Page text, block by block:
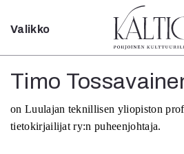
Sulje
Teatteri
Tanssi
Valikko
Timo
on Luulajan teknillisen yliopiston
tietokirjailijat ry:n puheenjohtaja.